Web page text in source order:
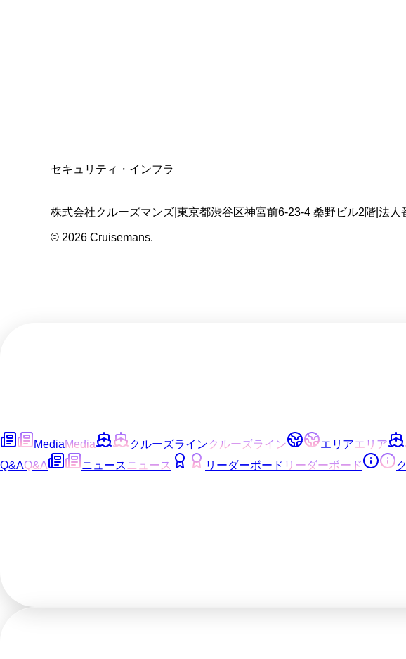
セキュリティ・インフラ
株式会社クルーズマンズ 東京都渋谷区神宮前6-23-4 桑野ビル2階 法人
© 2026 Cruisemans.
MediaMedia クルーズラインクルーズライン エリアエリア
Q&AQ&A ニュース ニュース リーダーボード リーダーボード